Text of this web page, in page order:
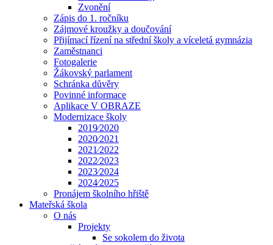
Zvonění
Zápis do 1. ročníku
Zájmové kroužky a doučování
Přijímací řízení na střední školy a víceletá gymnázia
Zaměstnanci
Fotogalerie
Žákovský parlament
Schránka důvěry
Povinné informace
Aplikace V OBRAZE
Modernizace školy
2019⁄2020
2020⁄2021
2021⁄2022
2022⁄2023
2023⁄2024
2024⁄2025
Pronájem školního hřiště
Mateřská škola
O nás
Projekty
Se sokolem do života